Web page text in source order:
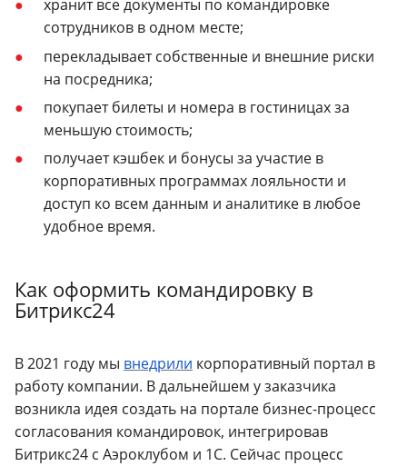
хранит все документы по командировке
сотрудников в одном месте;
перекладывает собственные и внешние риски
на посредника;
покупает билеты и номера в гостиницах за
меньшую стоимость;
получает кэшбек и бонусы за участие в
корпоративных программах лояльности и
доступ ко всем данным и аналитике в любое
удобное время.
Как оформить командировку в
Битрикс24
В 2021 году мы внедрили корпоративный портал в
работу компании. В дальнейшем у заказчика
возникла идея создать на портале бизнес-процесс
согласования командировок, интегрировав
Битрикс24 с Аэроклубом и 1С. Сейчас процесс